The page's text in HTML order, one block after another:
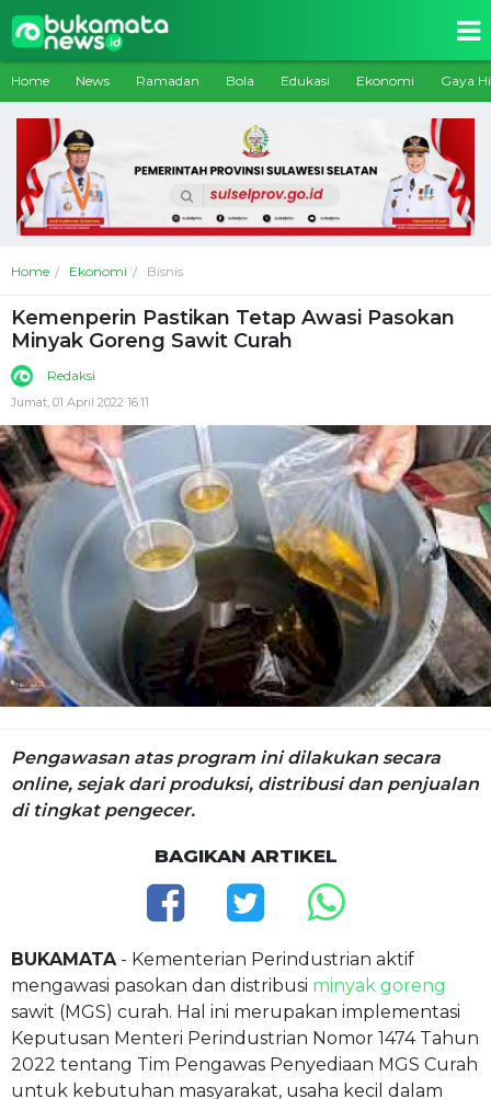
Home News Ramadan Bola Edukasi Ekonomi Gaya
Home Ekonomi Bisnis
Kemenperin Pastikan Tetap Awasi Pasokan
Minyak Goreng Sawit Curah
Redaksi
Jumat, 01 April 2022 16:11
Pengawasan atas program ini dilakukan secara
online, sejak dari produksi, distribusi dan penjualan
di tingkat pengecer.
BAGIKAN ARTIKEL
BUKAMATA - Kementerian Perindustrian aktif
mengawasi pasokan dan distribusi minyak goreng
sawit (MGS) curah. Hal ini merupakan implementasi
Keputusan Menteri Perindustrian Nomor 1474 Tahun
2022 tentang Tim Pengawas Penyediaan MGS Curah
untuk kebutuhan masyarakat, usaha kecil dalam